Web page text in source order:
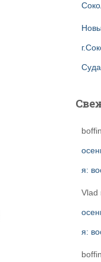
boffin
я:
Vlad
я:
boffin